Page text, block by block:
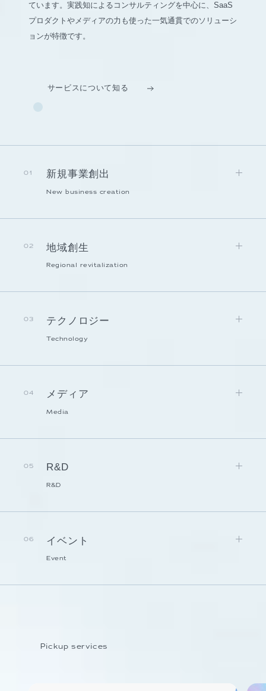
ています。実践知によるコンサルティングを中心に、SaaS
プロダクトやメディアの力も使った一気通貫でのソリューシ
ョンが特徴です。
サービスについて知る
01 新規事業創出
New business creation
02 地域創生
Regional revitalization
03 テクノロジー
Technology
04 メディア
Media
05 R&D
R&D
06 イベント
Event
Pickup services